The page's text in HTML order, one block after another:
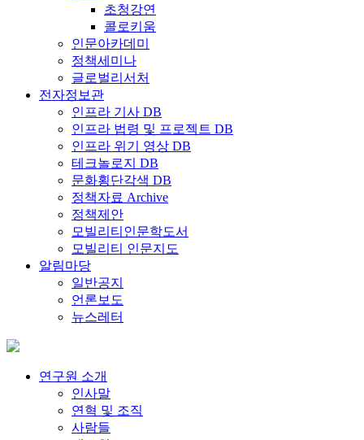
초청강연
콜로키움
인문아카데미
정책세미나
글로벌리서처
전자정보관
인프라 기사 DB
인프라 법령 및 프로젝트 DB
인프라 위기 영상 DB
테크놀로지 DB
문화횡단각색 DB
정책자료 Archive
정책제안
모빌리티인문학도서
모빌리티 인문지도
알림마당
일반공지
언론보도
뉴스레터
연구원 소개
인사말
연혁 및 조직
사람들